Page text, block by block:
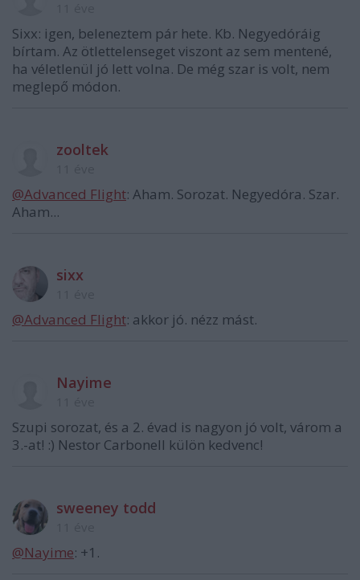
Sixx: igen, beleneztem pár hete. Kb. Negyedóráig
bírtam. Az ötlettelenseget viszont az sem mentené,
ha véletlenül jó lett volna. De még szar is volt, nem
meglepő módon.
zooltek
@Advanced Flight: Aham. Sorozat. Negyedóra. Szar.
Aham...
sixx
@Advanced Flight: akkor jó. nézz mást.
Nayime
Szupi sorozat, és a 2. évad is nagyon jó volt, várom a
3.-at! :) Nestor Carbonell külön kedvenc!
sweeney todd
@Nayime: +1.